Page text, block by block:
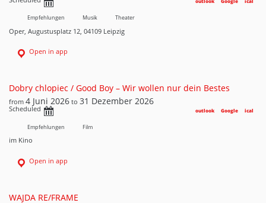
Empfehlungen Musik Theater
Oper, Augustusplatz 12, 04109 Leipzig
Open in app
Dobry chlopiec / Good Boy – Wir wollen nur dein Bestes
from 4 Juni 2026 to 31 Dezember 2026
Scheduled ical
Google
outlook
Empfehlungen Film
im Kino
Open in app
WAJDA RE/FRAME